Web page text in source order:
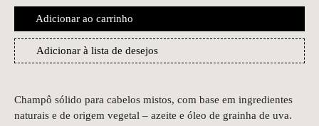
Adicionar ao carrinho
Adicionar à lista de desejos
Champô sólido para cabelos mistos, com base em ingredientes
naturais e de origem vegetal – azeite e óleo de grainha de uva.